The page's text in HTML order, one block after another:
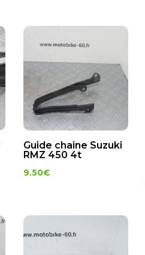
Guide chaine Suzuki
RMZ 450 4t
9.50€